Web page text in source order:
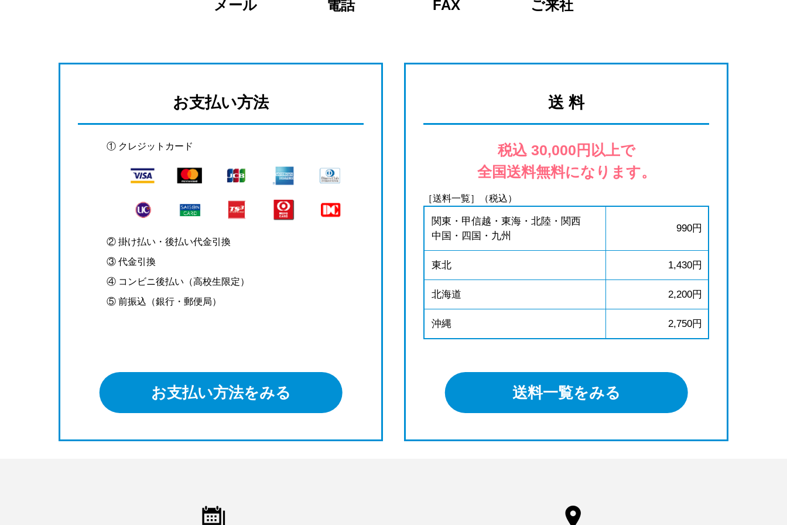
メール 電話 FAX ご来社
お支払い方法
① クレジットカード
② 掛け払い・後払い代金引換
③ 代金引換
④ コンビニ後払い（高校生限定）
⑤ 前振込（銀行・郵便局）
お支払い方法をみる
送 料
税込 30,000円以上で
全国送料無料になります。
［送料一覧］（税込）
関東・甲信越・東海・北陸・関西
中国・四国・九州
990円
東北 1,430円
北海道 2,200円
沖縄 2,750円
送料一覧をみる